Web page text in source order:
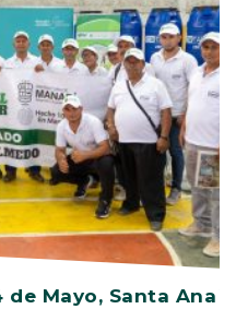
Mayo, Santa Ana